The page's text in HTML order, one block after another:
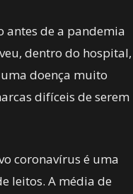
antes de a pandemia
dentro do hospital,
uma doença muito
difíceis de serem
coronavírus é uma
leitos. A média de